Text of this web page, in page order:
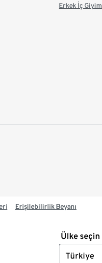
Erkek İç Giyim
Erişilebilirlik Beyanı
Ülke seçin
Türkiye